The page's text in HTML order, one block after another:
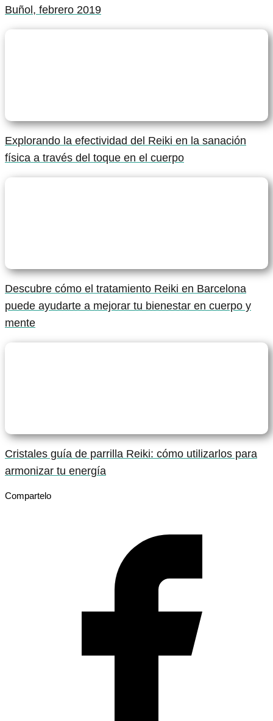
Buñol, febrero 2019
Explorando la efectividad del Reiki en la sanación
física a través del toque en el cuerpo
Descubre cómo el tratamiento Reiki en Barcelona
puede ayudarte a mejorar tu bienestar en cuerpo y
mente
Cristales guía de parrilla Reiki: cómo utilizarlos para
armonizar tu energía
Compartelo